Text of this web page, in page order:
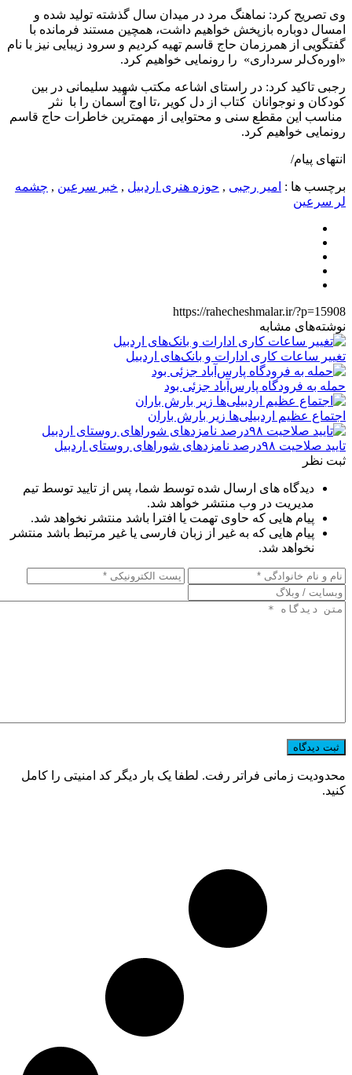
وی تصریح کرد: نماهنگ مرد در میدان سال گذشته تولید شده و
امسال دوباره بازپخش خواهیم داشت، همچین مستند فرمانده با
گفتگویی از همرزمان حاج قاسم تهیه کردیم و سرود زیبایی نیز با نام
«اوره‌ک‌لر سرداری» را رونمایی خواهیم کرد.
رجبی تاکید کرد: در راستای اشاعه مکتب شهید سلیمانی در بین
کودکان و نوجوانان کتاب از دل کویر ،تا اوج آسمان را با نثر
مناسب این مقطع سنی و محتوایی از مهمترین خاطرات حاج قاسم
رونمایی خواهیم کرد.
انتهای پیام/
برچسب ها : امیر رجبی , حوزه هنری اردبیل , خبر سرعین , چشمه
لر سرعین
https://rahecheshmalar.ir/?p=15908
نوشته‌های مشابه
تغییر ساعات کاری ادارات و بانک‌های اردبیل
حمله به فرودگاه پارس‌‌آباد جزئی بود
اجتماع عظیم اردبیلی‌ها زیر بارش باران
تایید صلاحیت ۹۸درصد نامزدهای شوراهای روستای اردبیل
ثبت نظر
دیدگاه های ارسال شده توسط شما، پس از تایید توسط تیم
مدیریت در وب منتشر خواهد شد.
پیام هایی که حاوی تهمت یا افترا باشد منتشر نخواهد شد.
پیام هایی که به غیر از زبان فارسی یا غیر مرتبط باشد منتشر
نخواهد شد.
محدودیت زمانی فراتر رفت. لطفا یک بار دیگر کد امنیتی را کامل
کنید.